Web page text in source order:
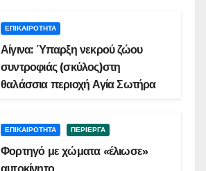
ΕΠΙΚΑΙΡΟΤΗΤΑ
Αίγινα: Ύπαρξη νεκρού ζώου
συντροφιάς (σκύλος)στη
θαλάσσια περιοχή Αγία Σωτήρα
ΕΠΙΚΑΙΡΟΤΗΤΑ ΠΕΡΙΕΡΓΑ
Φορτηγό με χώματα «έλιωσε»